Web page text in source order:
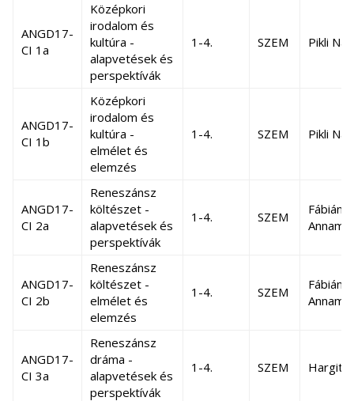
ANGD17-
CI 1a
Középkori
irodalom és
kultúra -
alapvetések és
perspektívák
1-4. SZEM Pikli
ANGD17-
CI 1b
Középkori
irodalom és
kultúra -
elmélet és
elemzés
1-4. SZEM Pikli
ANGD17-
CI 2a
Reneszánsz
költészet -
alapvetések és
perspektívák
1-4. SZEM
Fábián
ANGD17-
CI 2b
Reneszánsz
költészet -
elmélet és
elemzés
1-4. SZEM
Fábián
ANGD17-
CI 3a
Reneszánsz
dráma -
alapvetések és
perspektívák
1-4. SZEM